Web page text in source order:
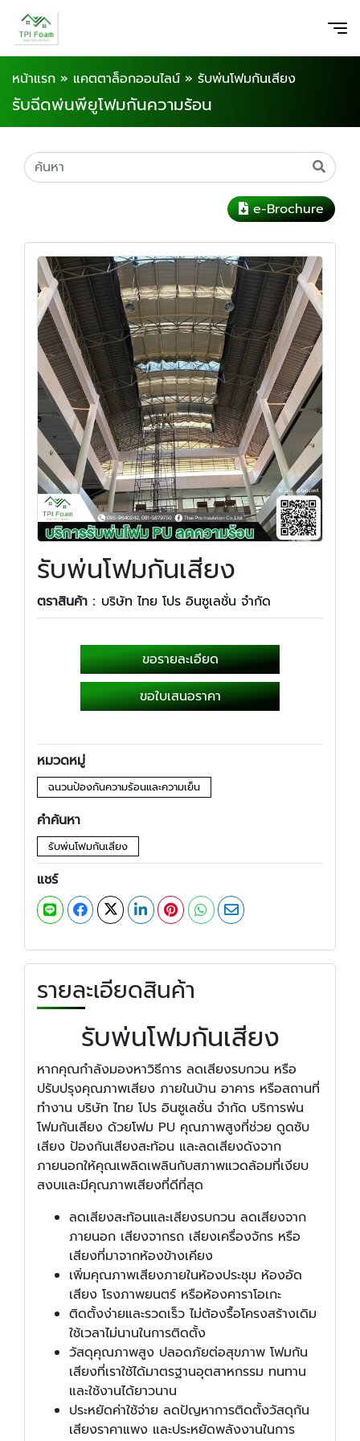
หน้าแรก » แคตตาล็อกออนไลน์ » รับพ่นโฟมกันเสียง
รับฉีดพ่นพียูโฟมกันความร้อน
e-Brochure
รับพ่นโฟมกันเสียง
ตราสินค้า : บริษัท ไทย โปร อินซูเลชั่น จำกัด
ขอรายละเอียด
ขอใบเสนอราคา
หมวดหมู่
ฉนวนป้องกันความร้อนและความเย็น
คำค้นหา
รับพ่นโฟมกันเสียง
แชร์
รายละเอียดสินค้า
รับพ่นโฟมกันเสียง
หากคุณกำลังมองหาวิธีการ ลดเสียงรบกวน หรือ
ปรับปรุงคุณภาพเสียง ภายในบ้าน อาคาร หรือสถานที่
ทำงาน บริษัท ไทย โปร อินซูเลชั่น จำกัด บริการพ่น
โฟมกันเสียง ด้วยโฟม PU คุณภาพสูงที่ช่วย ดูดซับ
เสียง ป้องกันเสียงสะท้อน และลดเสียงดังจาก
ภายนอกให้คุณเพลิดเพลินกับสภาพแวดล้อมที่เงียบ
สงบและมีคุณภาพเสียงที่ดีที่สุด
ลดเสียงสะท้อนและเสียงรบกวน ลดเสียงจาก
ภายนอก เสียงจากรถ เสียงเครื่องจักร หรือ
เสียงที่มาจากห้องข้างเคียง
เพิ่มคุณภาพเสียงภายในห้องประชุม ห้องอัด
เสียง โรงภาพยนตร์ หรือห้องคาราโอเกะ
ติดตั้งง่ายและรวดเร็ว ไม่ต้องรื้อโครงสร้างเดิม
ใช้เวลาไม่นานในการติดตั้ง
วัสดุคุณภาพสูง ปลอดภัยต่อสุขภาพ โฟมกัน
เสียงที่เราใช้ได้มาตรฐานอุตสาหกรรม ทนทาน
และใช้งานได้ยาวนาน
ประหยัดค่าใช้จ่าย ลดปัญหาการติดตั้งวัสดุกัน
เสียงราคาแพง และประหยัดพลังงานในการ